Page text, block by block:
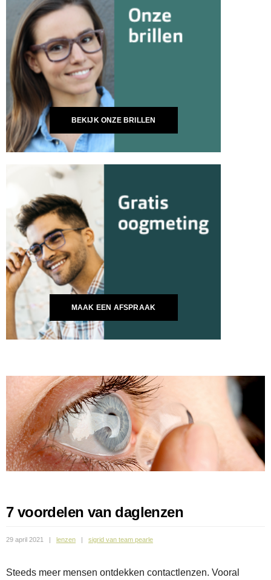
BEKIJK ONZE BRILLEN
MAAK EEN AFSPRAAK
7 voordelen van daglenzen
29 april 2021 lenzen sigrid van team pearle
Steeds meer mensen ontdekken contactlenzen. Vooral